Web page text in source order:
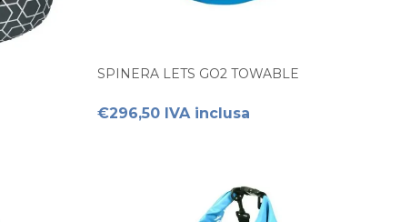
SPINERA LETS GO2 TOWABLE
€296,50 IVA inclusa